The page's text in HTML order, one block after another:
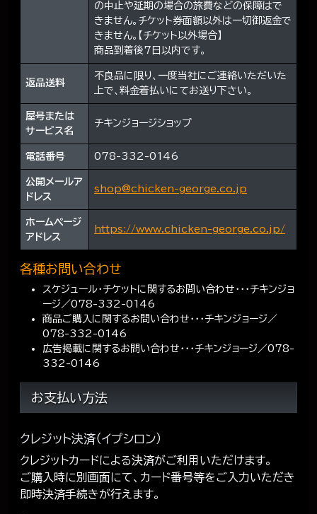
の中止や延期の場合の旅費などの保障はで
きません。チケット券面額以外は一切御返金で
きません。【チケット以外場合】
商品到着後7日以内です。
返品送料
不良品に限り、一度当社にご連絡いただいた
上で、料金着払いにてお送り下さい。
屋号または
サービス名
チキンジョージショップ
電話番号 078-332-0146
公開メールア
ドレス
shop@chicken-george.co.jp
ホームページ
アドレス
https://www.chicken-george.co.jp/
各種お問い合わせ
スケジュール・チケットに関するお問い合わせ・・・チキンジョ
ージ／078-332-0146
商品ご購入に関するお問い合わせ・・・チキンジョージ／
078-332-0146
広告掲載に関するお問い合わせ・・・チキンジョージ／078-
332-0146
お支払い方法
クレジット決済（イプシロン）
クレジットカードによる決済がご利用いただけます。
ご購入時に別画面にて、カード番号等をご入力いただき
即時決済手続きが行えます。